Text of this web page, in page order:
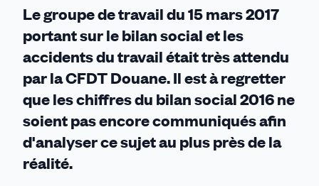
en
teinte
Le groupe de travail du 15 mars 2017
portant sur le bilan social et les
accidents du travail était très attendu
par la CFDT Douane. Il est à regretter
que les chiffres du bilan social 2016 ne
soient pas encore communiqués afin
d'analyser ce sujet au plus près de la
réalité.